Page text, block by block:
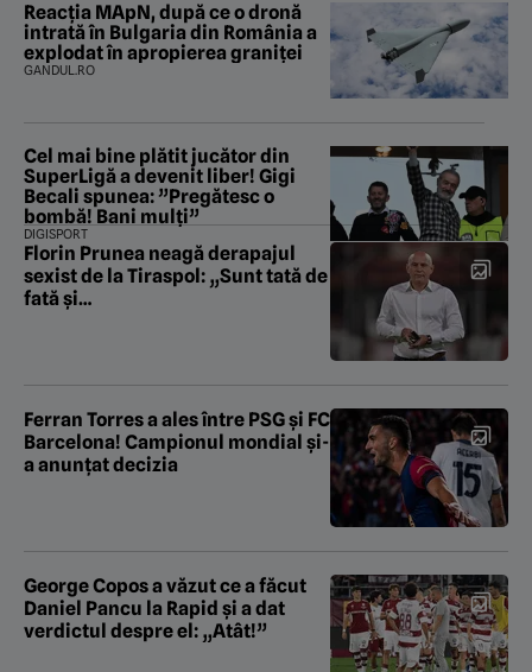
Reacția MApN, după ce o dronă
intrată în Bulgaria din România a
explodat în apropierea graniței
GANDUL.RO
Cel mai bine plătit jucător din
SuperLigă a devenit liber! Gigi
Becali spunea: ”Pregătesc o
bombă! Bani mulți”
DIGISPORT
Florin Prunea neagă derapajul
sexist de la Tiraspol: „Sunt tată de
fată și…
Ferran Torres a ales între PSG și FC
Barcelona! Campionul mondial și-
a anunțat decizia
George Copos a văzut ce a făcut
Daniel Pancu la Rapid și a dat
verdictul despre el: „Atât!”